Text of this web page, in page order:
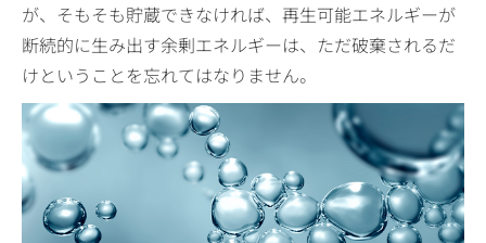
が、そもそも貯蔵できなければ、再生可能エネルギーが
断続的に生み出す余剰エネルギーは、ただ破棄されるだ
けということを忘れてはなりません。